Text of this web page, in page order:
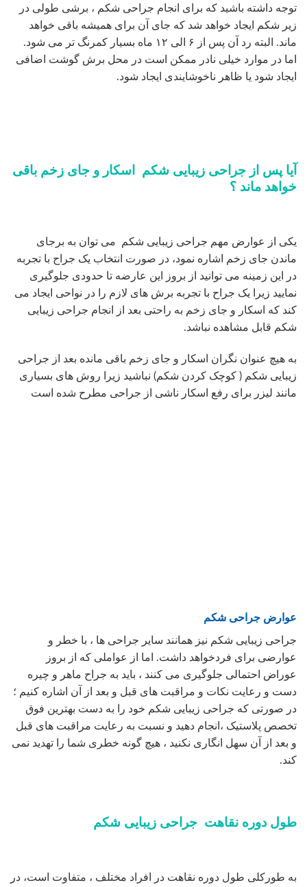
توجه داشته باشید که برای انجام جراحی شکم ، برشی طولی در
زیر شکم ایجاد خواهد شد که جای آن برای همیشه باقی خواهد
ماند. البته رد آن پس از ۶ الی ۱۲ ماه بسیار کمرنگ تر می شود.
اما در موارد خیلی نادر ممکن است در محل برش گوشت اضافی
ایجاد شود یا ظاهر ناخوشایندی ایجاد شود.
آیا پس از جراحی زیبایی شکم اسکار و جای زخم باقی
خواهد ماند ؟
یکی از عوارض مهم جراحی زیبایی شکم می توان به برجای
ماندن جای زخم اشاره نمود، در صورت انتخاب یک جراح با تجربه
در این زمینه می توانید از بروز این عارضه تا حدودی جلوگیری
نمایید زیرا یک جراح با تجربه برش های لازم را در نواحی ایجاد می
کند که اسکار و جای زخم به راحتی بعد از انجام جراحی زیبایی
شکم قابل مشاهده نباشد.
به هیچ عنوان نگران اسکار و جای زخم باقی مانده بعد از جراحی
زیبایی شکم ( کوچک کردن شکم) نباشید زیرا روش های بسیاری
مانند لیزر برای رفع اسکار ناشی از جراحی مطرح شده است
عوارض جراحی شکم
جراحی زیبایی شکم نیز همانند سایر جراحی ها ، با خطر و
عوارضی برای فردخواهد داشت. اما از عواملی که از بروز
عوراض احتمالی جلوگیری می کنند ، باید به جراح ماهر و چیره
دست و رعایت نکات و مراقبت های قبل و بعد از آن اشاره کنیم ؛
در صورتی که جراحی زیبایی شکم خود را به دست بهترین فوق
تخصص پلاستیک ،انجام دهید و نسبت به رعایت مراقبت های قبل
و بعد از آن سهل انگاری نکنید ، هیچ گونه خطری شما را تهدید نمی
کند.
طول دوره نقاهت جراحی زیبایی شکم
به طورکلی طول دوره نقاهت در افراد مختلف ، متفاوت است، در